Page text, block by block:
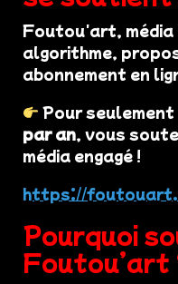
Foutou'art, média
algorithme,
abonnement en
Pour seulement
par an, vous
média engagé !
https://
Pourquoi
Foutou’art